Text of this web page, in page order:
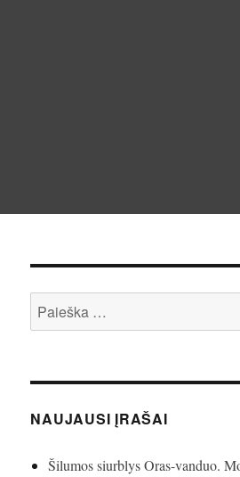
Ieškoti:
NAUJAUSI ĮRAŠAI
Šilumos siurblys Oras-vanduo.